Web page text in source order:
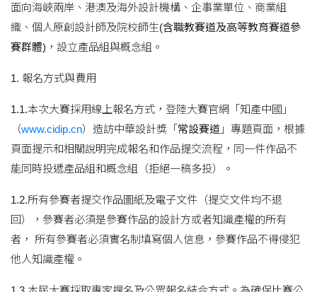
面向海峽兩岸、港澳及海外設計機構、企事業單位、商業組
織、個人原創設計師及院校師生(含職教賽道及高等教育賽道參
賽群體) ，設立產品組與概念組。
1. 報名方式與費用
1.1.本次大賽採用線上報名方式，登陸大賽官網「知產中國」
（www.cidip.cn）造訪中華設計獎「 常設賽道 」專題頁面，根據
頁面提示和相關說明完成報名和作品提交流程，同一件作品不
能同時投遞產品組和概念組（拒絕一稿多投）。
1.2.所有參賽者提交作品圖紙及電子文件（提交文件均不退
回），參賽者必須是參賽作品的設計方或者知識產權的所有
者， 所有參賽者必須實名制填寫個人信息，參賽作品不得侵犯
他人知識產權。